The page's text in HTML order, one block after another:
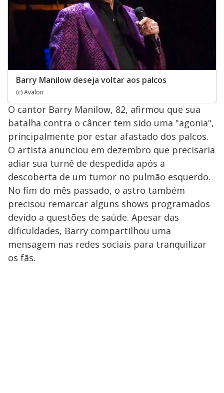
Barry Manilow deseja voltar aos palcos
(c) Avalon
O cantor Barry Manilow, 82, afirmou que sua
batalha contra o câncer tem sido uma "agonia",
principalmente por estar afastado dos palcos.
O artista anunciou em dezembro que precisaria
adiar sua turnê de despedida após a
descoberta de um tumor no pulmão esquerdo.
No fim do mês passado, o astro também
precisou remarcar alguns shows programados
devido a questões de saúde. Apesar das
dificuldades, Barry compartilhou uma
mensagem nas redes sociais para tranquilizar
os fãs.